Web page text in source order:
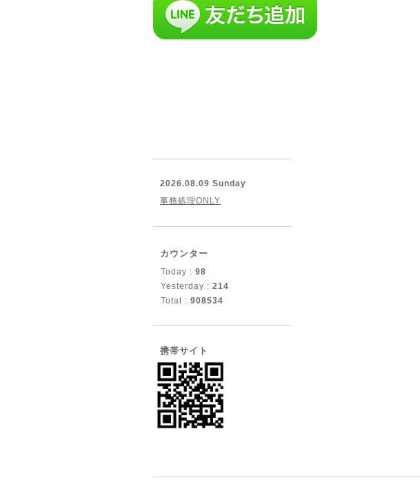
2026.08.09 Sunday
事務処理ONLY
カウンター
Today : 98
Yesterday : 214
Total : 908534
携帯サイト